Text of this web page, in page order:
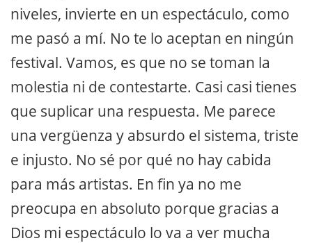
niveles, invierte en un espectáculo, como
me pasó a mí. No te lo aceptan en ningún
festival. Vamos, es que no se toman la
molestia ni de contestarte. Casi casi tienes
que suplicar una respuesta. Me parece
una vergüenza y absurdo el sistema, triste
e injusto. No sé por qué no hay cabida
para más artistas. En fin ya no me
preocupa en absoluto porque gracias a
Dios mi espectáculo lo va a ver mucha